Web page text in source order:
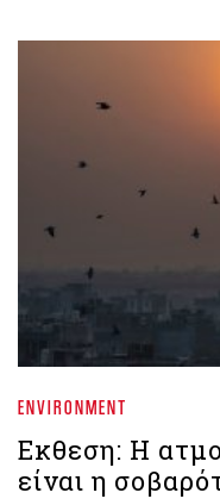
ENVIRONMENT
Εκθεση: Η
είναι η